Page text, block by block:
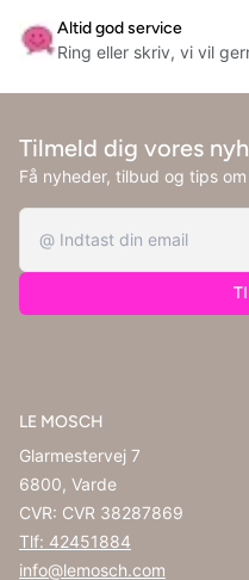
Altid god service
Ring eller skriv, vi vil
Tilmeld dig vores
Få nyheder, tilbud og tips
LE MOSCH
Glarmestervej 7
6800, Varde
CVR: CVR 38287869
Tlf: 42451884
info@lemosch.com